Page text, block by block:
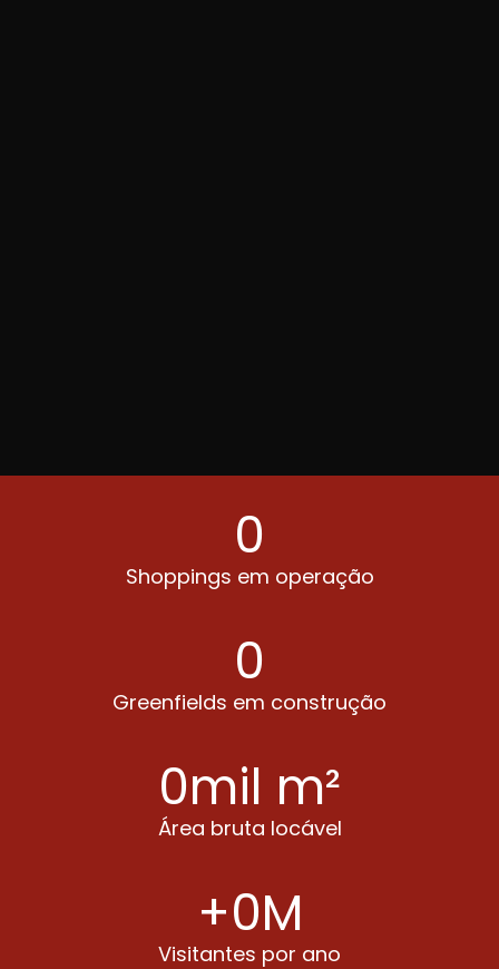
Shoppings em operação
0
Greenfields em construção
0
Área bruta locável
0mil m²
Visitantes por ano
+0M